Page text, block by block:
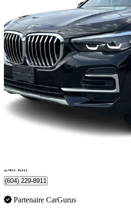
2023 BMW X5
xDrive40i AWD18 325 km
54 888 $
248 km
(604) 229-8911
Partenaire CarGurus